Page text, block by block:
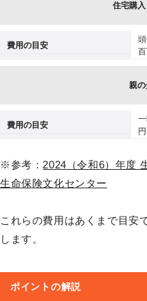
住宅購
費用の目安
親の
費用の目安
※参考： 2024（令和6）年度
生命保険文化センター
これらの費用はあくまで目安
します。
ポイントの解説